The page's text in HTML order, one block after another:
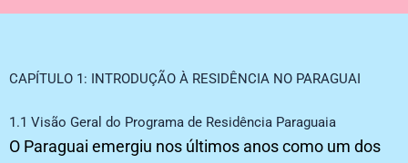
CAPÍTULO 1: INTRODUÇÃO À RESIDÊNCIA NO PARAGUAI
1.1 Visão Geral do Programa de Residência Paraguaia
O Paraguai emergiu nos últimos anos como um dos